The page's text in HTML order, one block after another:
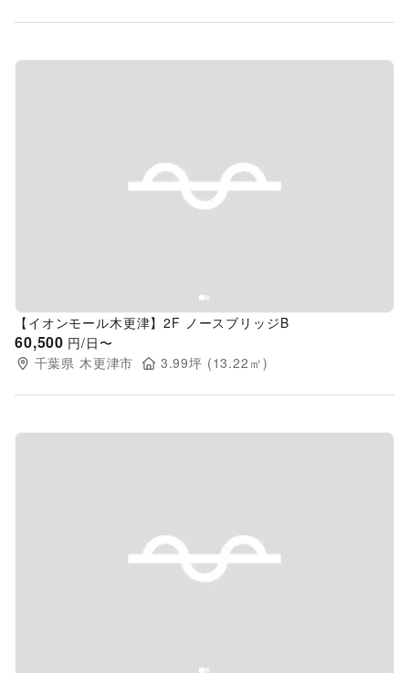
Previous slide
【イオンモール木更津】2F ノースブリッジB
60,500 円/日〜
千葉県 木更津市 3.99坪 (13.22 ㎡)
Previous slide